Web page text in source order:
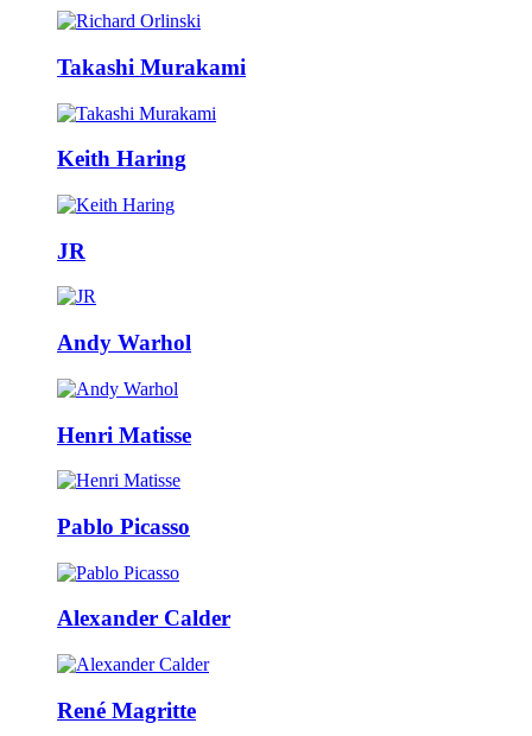
Takashi Murakami
Keith Haring
JR
Andy Warhol
Henri Matisse
Pablo Picasso
Alexander Calder
René Magritte